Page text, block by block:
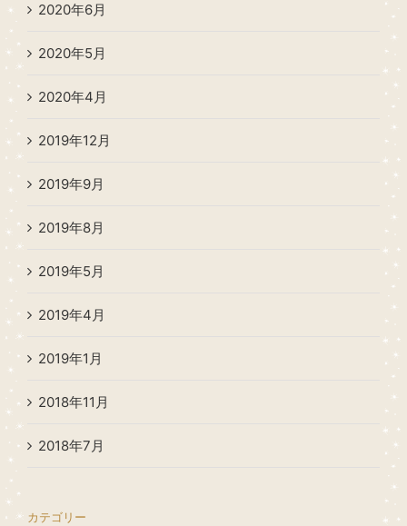
2020年6月
2020年5月
2020年4月
2019年12月
2019年9月
2019年8月
2019年5月
2019年4月
2019年1月
2018年11月
2018年7月
カテゴリー